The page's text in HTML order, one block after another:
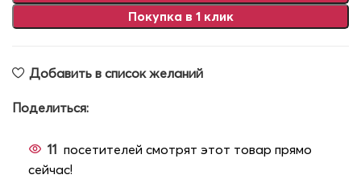
Покупка в 1 клик
Добавить в список желаний
Поделиться:
11 посетителей смотрят этот товар прямо
сейчас!